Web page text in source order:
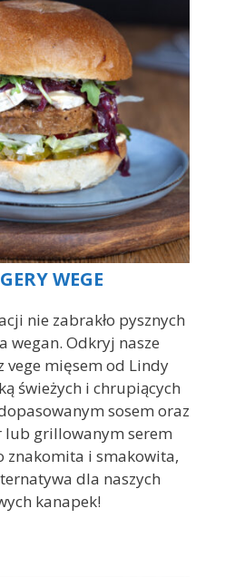
WEGE
nie zabrakło pysznych
wegan. Odkryj nasze
vege mięsem od Lindy
świeżych i chrupiących
sosem oraz
lub grillowanym serem
znakomita i smakowita,
dla naszych
kanapek!